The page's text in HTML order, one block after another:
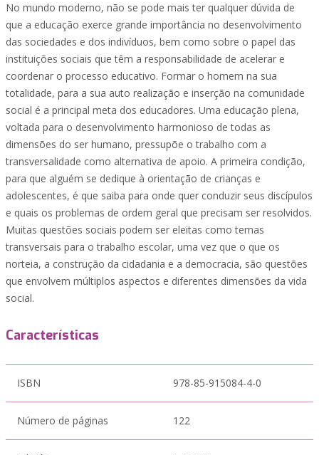
No mundo moderno, não se pode mais ter qualquer dúvida de
que a educação exerce grande importância no desenvolvimento
das sociedades e dos indivíduos, bem como sobre o papel das
instituições sociais que têm a responsabilidade de acelerar e
coordenar o processo educativo. Formar o homem na sua
totalidade, para a sua auto realização e inserção na comunidade
social é a principal meta dos educadores. Uma educação plena,
voltada para o desenvolvimento harmonioso de todas as
dimensões do ser humano, pressupõe o trabalho com a
transversalidade como alternativa de apoio. A primeira condição,
para que alguém se dedique à orientação de crianças e
adolescentes, é que saiba para onde quer conduzir seus discípulos
e quais os problemas de ordem geral que precisam ser resolvidos.
Muitas questões sociais podem ser eleitas como temas
transversais para o trabalho escolar, uma vez que o que os
norteia, a construção da cidadania e a democracia, são questões
que envolvem múltiplos aspectos e diferentes dimensões da vida
social.
Características
ISBN 978-85-915084-4-0
Número de páginas 122